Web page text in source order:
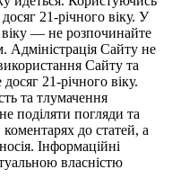
21-річного віку. У
віку — не розпочинайте
Адміністрація Сайту не
Сайту та
21-річного віку.
та тлумачення
поділяти погляди та
до статей, а
Інформаційні
власністю